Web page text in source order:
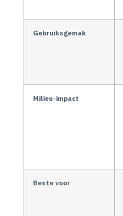
Gebruiksgemak
Milieu-impact
Beste voor